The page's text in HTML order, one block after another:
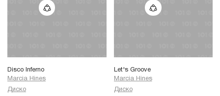
Disco Inferno
Marcia Hines
Диско
Let's Groove
Marcia Hines
Диско